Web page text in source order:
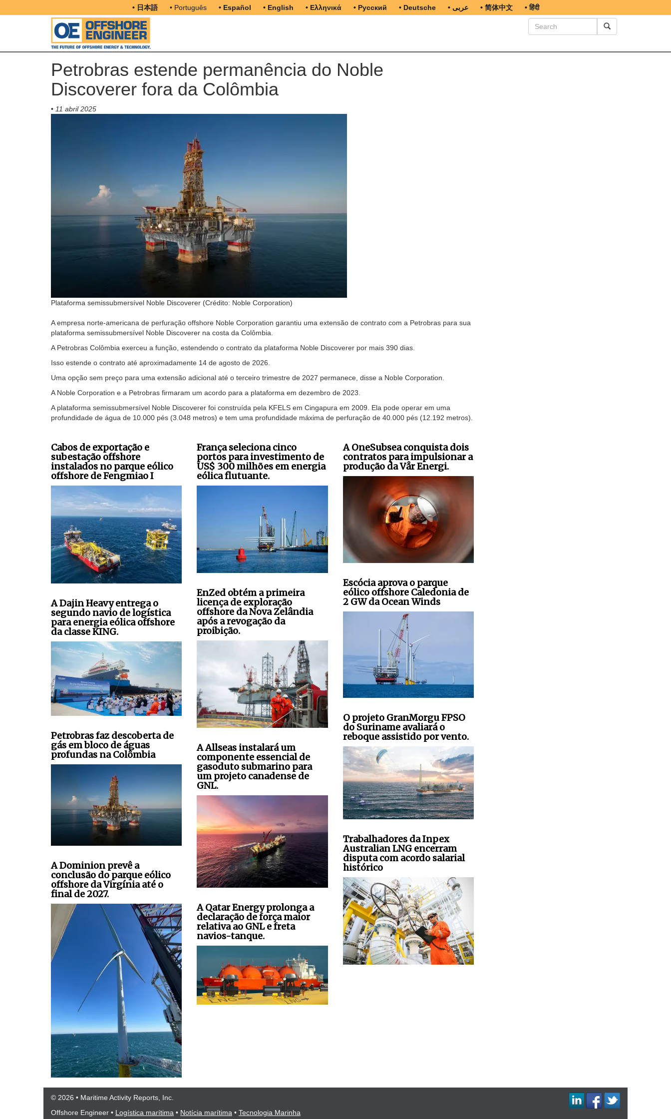
• 日本語 • Português • Español • English • Ελληνικά • Русский • Deutsche • عربى • 简体中文 • हिंदी
Petrobras estende permanência do Noble
Discoverer fora da Colômbia
• 11 abril 2025
Plataforma semissubmersível Noble Discoverer (Crédito: Noble Corporation)
A empresa norte-americana de perfuração offshore Noble Corporation garantiu uma extensão de contrato com a Petrobras para sua
plataforma semissubmersível Noble Discoverer na costa da Colômbia.
A Petrobras Colômbia exerceu a função, estendendo o contrato da plataforma Noble Discoverer por mais 390 dias.
Isso estende o contrato até aproximadamente 14 de agosto de 2026.
Uma opção sem preço para uma extensão adicional até o terceiro trimestre de 2027 permanece, disse a Noble Corporation.
A Noble Corporation e a Petrobras firmaram um acordo para a plataforma em dezembro de 2023.
A plataforma semissubmersível Noble Discoverer foi construída pela KFELS em Cingapura em 2009. Ela pode operar em uma
profundidade de água de 10.000 pés (3.048 metros) e tem uma profundidade máxima de perfuração de 40.000 pés (12.192 metros).
Cabos de exportação e
subestação offshore
instalados no parque eólico
offshore de Fengmiao I
A Dajin Heavy entrega o
segundo navio de logística
para energia eólica offshore
da classe KING.
Petrobras faz descoberta de
gás em bloco de águas
profundas na Colômbia
A Dominion prevê a
conclusão do parque eólico
offshore da Virgínia até o
final de 2027.
França seleciona cinco
portos para investimento de
US$ 300 milhões em energia
eólica flutuante.
EnZed obtém a primeira
licença de exploração
offshore da Nova Zelândia
após a revogação da
proibição.
A Allseas instalará um
componente essencial de
gasoduto submarino para
um projeto canadense de
GNL.
A Qatar Energy prolonga a
declaração de força maior
relativa ao GNL e freta
navios-tanque.
A OneSubsea conquista dois
contratos para impulsionar a
produção da Vår Energi.
Escócia aprova o parque
eólico offshore Caledonia de
2 GW da Ocean Winds
O projeto GranMorgu FPSO
do Suriname avaliará o
reboque assistido por vento.
Trabalhadores da Inpex
Australian LNG encerram
disputa com acordo salarial
histórico
© 2026 • Maritime Activity Reports, Inc.
Offshore Engineer • Logística marítima • Notícia marítima • Tecnologia Marinha